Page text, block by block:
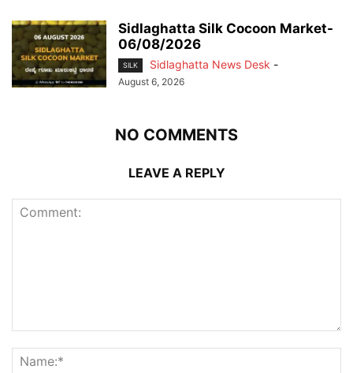
Sidlaghatta Silk Cocoon Market-
06/08/2026
SILK Sidlaghatta News Desk -
August 6, 2026
NO COMMENTS
LEAVE A REPLY